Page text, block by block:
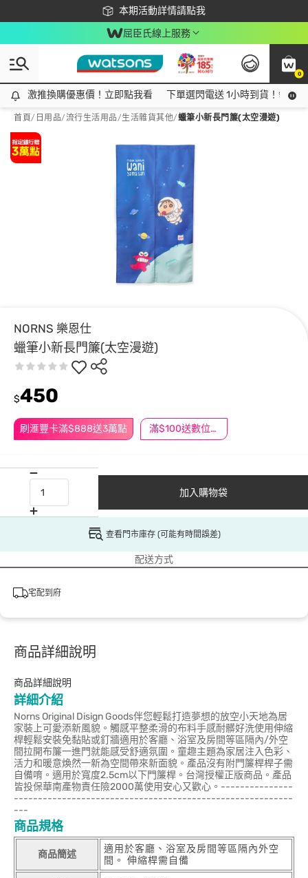
本期活動詳情請點我
下載app最高回饋$350
屈臣氏線上服務
0
激推換購優惠價！立即點我看
激推換購優惠價！立即點我看 下單選閃電送 1小時到貨！領神
首頁/ 日用品/流行生活用品/生活雜貨其他/蠟筆小新長門簾(太空漫遊)
NORNS 樂恩仕
蠟筆小新長門簾(太空漫遊)
刷滙豐卡滿$888送3萬點 滿$100送數位印花
$450
加入購物袋
查看門市庫存 (可能有時間誤差)
配送方式
宅配到府
商品詳細說明
商品詳細說明
詳細介紹
Norns Original Disign Goods伴您輕鬆打造夢想的放空小天地為居
家裝上可愛添新風貌。觸感平整柔滑的布料手感耐髒好洗使用伸縮
桿輕鬆安裝免黏貼或釘牆適用於客廳、浴室及房間等區隔內/外空
間拉開布簾一進門就能感受舒適氛圍。童趣主題為家居注入色彩、
活力和暖意煥然一新為空間帶來新面貌。產品沒有附門簾桿桿子需
自備唷。適用於寬度2.5cm以下門簾桿。台灣授權正版商品。產品
皆投保華南產物責任險2000萬使用安心又歡心。---------------
----------------------------------------------------------
---
商品規格
商品簡述
適用於客廳、浴室及房間等區隔內外空
間。 伸縮桿需自備